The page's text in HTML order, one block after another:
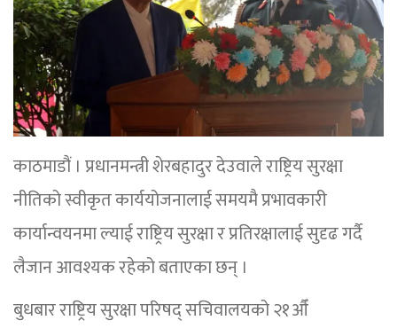
काठमाडौं । प्रधानमन्त्री शेरबहादुर देउवाले राष्ट्रिय सुरक्षा
नीतिको स्वीकृत कार्ययोजनालाई समयमै प्रभावकारी
कार्यान्वयनमा ल्याई राष्ट्रिय सुरक्षा र प्रतिरक्षालाई सुदृढ गर्दै
लैजान आवश्यक रहेको बताएका छन् ।
बुधबार राष्ट्रिय सुरक्षा परिषद् सचिवालयको २१औँ